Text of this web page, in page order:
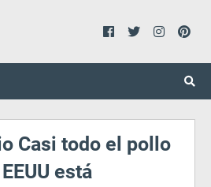
Casi todo el pollo
está